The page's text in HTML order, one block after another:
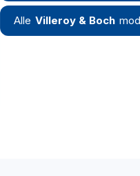
Alle Villeroy & Boch